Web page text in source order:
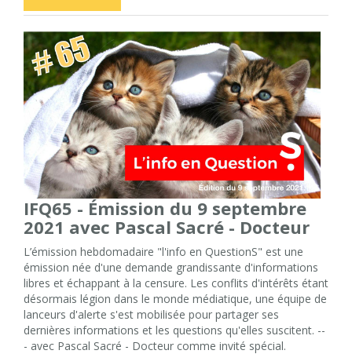
IFQ65 - Émission du 9 septembre
2021 avec Pascal Sacré - Docteur
L’émission hebdomadaire "l'info en QuestionS" est une
émission née d'une demande grandissante d'informations
libres et échappant à la censure. Les conflits d'intérêts étant
désormais légion dans le monde médiatique, une équipe de
lanceurs d'alerte s'est mobilisée pour partager ses
dernières informations et les questions qu'elles suscitent. --
- avec Pascal Sacré - Docteur comme invité spécial.